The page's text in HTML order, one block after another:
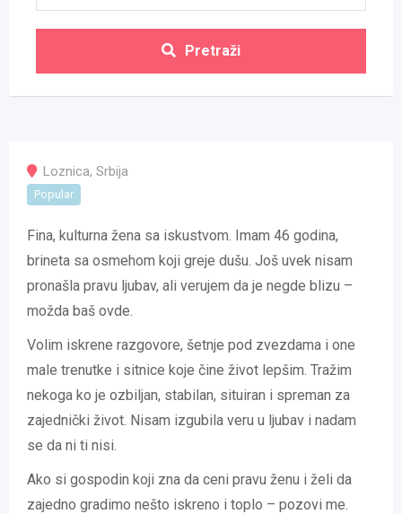
Pretraži
Loznica, Srbija
Popular
Fina, kulturna žena sa iskustvom. Imam 46 godina,
brineta sa osmehom koji greje dušu. Još uvek nisam
pronašla pravu ljubav, ali verujem da je negde blizu –
možda baš ovde.
Volim iskrene razgovore, šetnje pod zvezdama i one
male trenutke i sitnice koje čine život lepšim. Tražim
nekoga ko je ozbiljan, stabilan, situiran i spreman za
zajednički život. Nisam izgubila veru u ljubav i nadam
se da ni ti nisi.
Ako si gospodin koji zna da ceni pravu ženu i želi da
zajedno gradimo nešto iskreno i toplo – pozovi me.